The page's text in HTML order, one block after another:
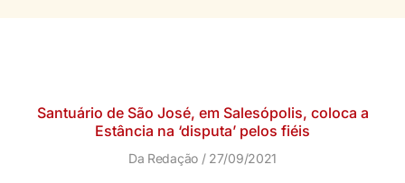
Santuário de São José, em Salesópolis, coloca a
Estância na ‘disputa’ pelos fiéis
Da Redação 27/09/2021